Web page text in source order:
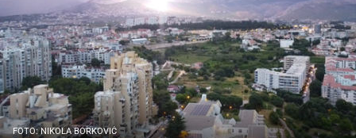
FOTO: NIKOLA BORKOVIĆ